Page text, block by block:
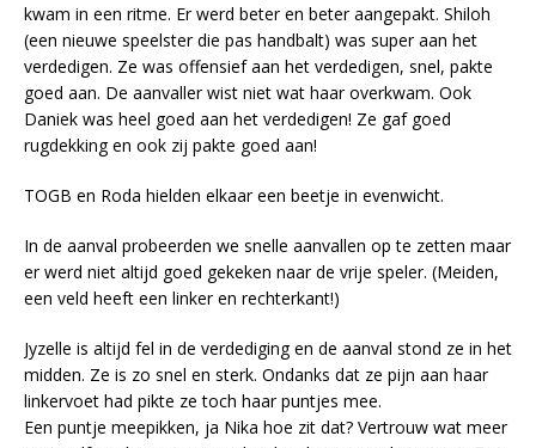
kwam in een ritme. Er werd beter en beter aangepakt. Shiloh
(een nieuwe speelster die pas handbalt) was super aan het
verdedigen. Ze was offensief aan het verdedigen, snel, pakte
goed aan. De aanvaller wist niet wat haar overkwam. Ook
Daniek was heel goed aan het verdedigen! Ze gaf goed
rugdekking en ook zij pakte goed aan!
TOGB en Roda hielden elkaar een beetje in evenwicht.
In de aanval probeerden we snelle aanvallen op te zetten maar
er werd niet altijd goed gekeken naar de vrije speler. (Meiden,
een veld heeft een linker en rechterkant!)
Jyzelle is altijd fel in de verdediging en de aanval stond ze in het
midden. Ze is zo snel en sterk. Ondanks dat ze pijn aan haar
linkervoet had pikte ze toch haar puntjes mee.
Een puntje meepikken, ja Nika hoe zit dat? Vertrouw wat meer